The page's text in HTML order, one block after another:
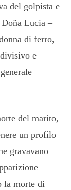
del golpista e
Lucia –
di ferro,
e
del marito,
un profilo
gravavano
la morte di